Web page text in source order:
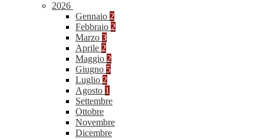
2026
Gennaio 2
Febbraio 2
Marzo 3
Aprile 2
Maggio 2
Giugno 5
Luglio 2
Agosto 1
Settembre
Ottobre
Novembre
Dicembre